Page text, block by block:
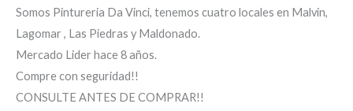
Somos Pintureria Da Vinci, tenemos cuatro locales en Malvin,
Lagomar , Las Piedras y Maldonado.
Mercado Lider hace 8 años.
Compre con seguridad!!
CONSULTE ANTES DE COMPRAR!!